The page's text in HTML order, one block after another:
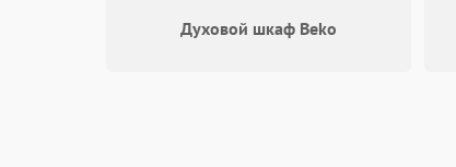
Духовой шкаф Beko